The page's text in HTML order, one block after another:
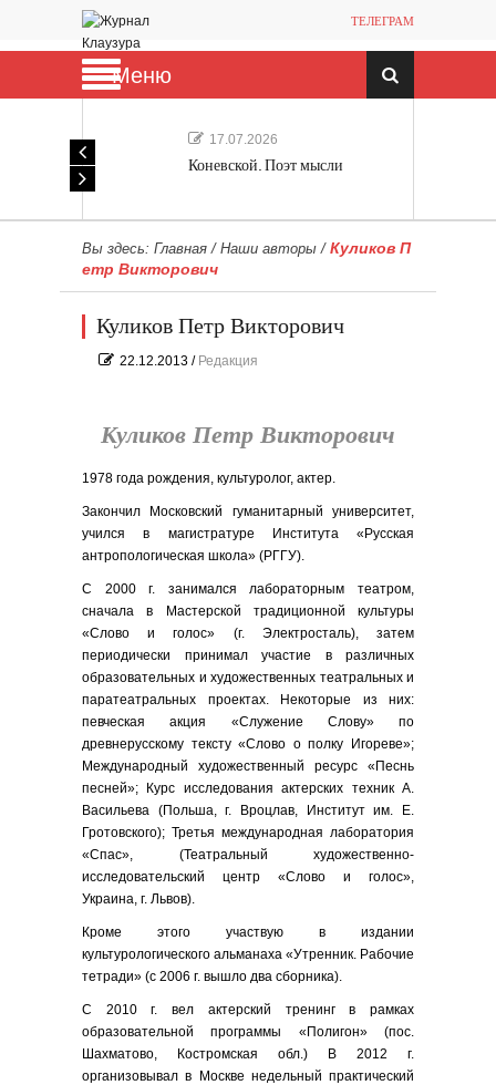
ТЕЛЕГРАМ
Меню
17.07.2026
Коневской. Поэт мысли
Вы здесь: Главная / Наши авторы / Куликов П
етр Викторович
Куликов Петр Викторович
22.12.2013 / Редакция
Куликов Петр Викторович
1978 года рождения, культуролог, актер.
Закончил Московский гуманитарный университет,
учился в магистратуре Института «Русская
антропологическая школа» (РГГУ).
С 2000 г. занимался лабораторным театром,
сначала в Мастерской традиционной культуры
«Слово и голос» (г. Электросталь), затем
периодически принимал участие в различных
образовательных и художественных театральных и
паратеатральных проектах. Некоторые из них:
певческая акция «Служение Слову» по
древнерусскому тексту «Слово о полку Игореве»;
Международный художественный ресурс «Песнь
песней»; Курс исследования актерских техник А.
Васильева (Польша, г. Вроцлав, Институт им. Е.
Гротовского); Третья международная лаборатория
«Спас», (Театральный художественно-
исследовательский центр «Слово и голос»,
Украина, г. Львов).
Кроме этого участвую в издании
культурологического альманаха «Утренник. Рабочие
тетради» (с 2006 г. вышло два сборника).
С 2010 г. вел актерский тренинг в рамках
образовательной программы «Полигон» (пос.
Шахматово, Костромская обл.) В 2012 г.
организовывал в Москве недельный практический